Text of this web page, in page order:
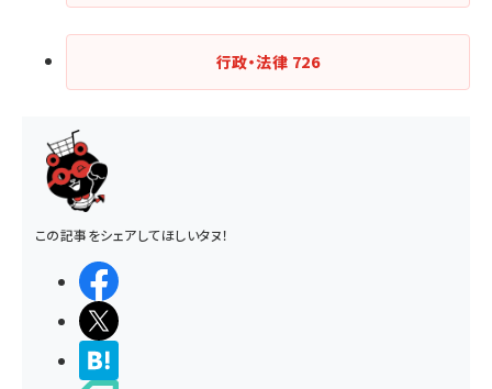
行政・法律 726
この記事をシェアしてほしいタヌ！